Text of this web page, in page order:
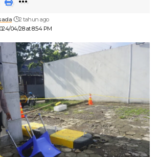
04/28 at 8:54 PM
2 tahun ago